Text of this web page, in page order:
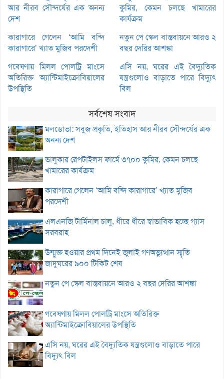
আর নীরব সৌন্দর্যের এক অনন্য
দেশ
কুমির, কেমন চলছে খামারের
কার্যক্রম
কারাগারে গেলেন ‘আমি বন্দি
কারাগারে’ খ্যাত মুজিব পরদেশী
নতুন পে স্কেল বাস্তবায়নে আরও ২
বছর দেরির আশঙ্কা
গবেষণায় মিলল পোলট্রি মাংসে
অতিরিক্ত অ্যান্টিমাইক্রোবিয়ালের
উপস্থিতি
এসি নয়, ঘরের এই বৈদ্যুতিক
যন্ত্রগুলোও বাড়াতে পারে বিদ্যুৎ
বিল
সর্বশেষ সংবাদ
মলডোভা: সবুজ প্রকৃতি, ইতিহাস আর নীরব সৌন্দর্যের এক
অনন্য দেশ
ভালুকার রেপটাইলস ফার্মে ৩৭০০ কুমির, কেমন চলছে
খামারের কার্যক্রম
কারাগারে গেলেন ‘আমি বন্দি কারাগারে’ খ্যাত মুজিব
পরদেশী
এলএনজি টার্মিনাল চালু, ধীরে ধীরে স্বাভাবিক হচ্ছে গ্যাস
সরবরাহ
উন্মুক্ত হওয়ার প্রথম দিনেই জুলাই গণঅভ্যুত্থান স্মৃতি
জাদুঘরের ৯০০ টিকিট শেষ
নতুন পে স্কেল বাস্তবায়নে আরও ২ বছর দেরির আশঙ্কা
গবেষণায় মিলল পোলট্রি মাংসে অতিরিক্ত
অ্যান্টিমাইক্রোবিয়ালের উপস্থিতি
এসি নয়, ঘরের এই বৈদ্যুতিক যন্ত্রগুলোও বাড়াতে পারে
বিদ্যুৎ বিল